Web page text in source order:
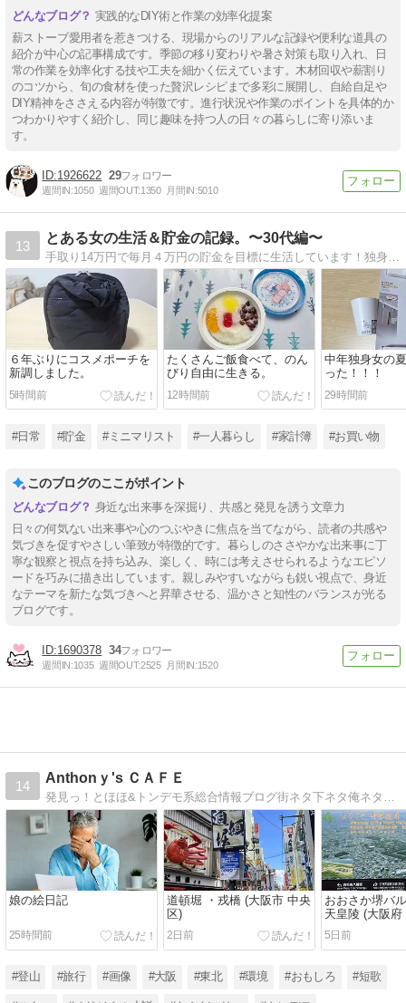
実践的なDIY術と作業の効率化提案
薪ストーブ愛用者を惹きつける、現場からのリアルな記録や便利な道具の
紹介が中心の記事構成です。季節の移り変わりや暑さ対策も取り入れ、日
常の作業を効率化する技や工夫を細かく伝えています。木材回収や薪割り
のコツから、旬の食材を使った贅沢レシピまで多彩に展開し、自給自足や
DIY精神をささえる内容が特徴です。進行状況や作業のポイントを具体的か
つわかりやすく紹介し、同じ趣味を持つ人の日々の暮らしに寄り添いま
す。
1926622 29
週間IN:1050 週間OUT:1350 月間IN:5010
13
とある女の生活＆貯金の記録。〜30代編〜
６年ぶりにコスメポーチを
新調しました。
5時間前
たくさんご飯食べて、のん
びり自由に生きる。
12時間前
中年独身女の
った！！！
29時間前
#日常 #貯金 #ミニマリスト #一人暮らし #家計簿 #お買い物
このブログのここがポイント
身近な出来事を深掘り、共感と発見を誘う文章力
日々の何気ない出来事や心のつぶやきに焦点を当てながら、読者の共感や
気づきを促すやさしい筆致が特徴的です。暮らしのささやかな出来事に丁
寧な観察と視点を持ち込み、楽しく、時には考えさせられるようなエピソ
ードを巧みに描き出しています。親しみやすいながらも鋭い視点で、身近
なテーマを新たな気づきへと昇華させる、温かさと知性のバランスが光る
ブログです。
1690378 34
週間IN:1035 週間OUT:2525 月間IN:1520
14
Anthonｙ's ＣＡＦＥ
娘の絵日記
25時間前
道頓堀 ・戎橋 (大阪市 中央
区)
2日前
おおさか堺バ
天皇陵 (大阪府
5日前
#登山 #旅行 #画像 #大阪 #東北 #環境 #おもしろ #短歌